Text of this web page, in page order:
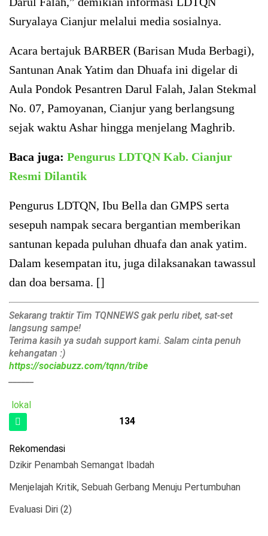
Suryalaya Cianjur melalui media sosialnya.
Acara bertajuk BARBER (Barisan Muda Berbagi),
Santunan Anak Yatim dan Dhuafa ini digelar di
Aula Pondok Pesantren Darul Falah, Jalan Stekmal
No. 07, Pamoyanan, Cianjur yang berlangsung
sejak waktu Ashar hingga menjelang Maghrib.
Baca juga: Pengurus LDTQN Kab. Cianjur
Resmi Dilantik
Pengurus LDTQN, Ibu Bella dan GMPS serta
sesepuh nampak secara bergantian memberikan
santunan kepada puluhan dhuafa dan anak yatim.
Dalam kesempatan itu, juga dilaksanakan tawassul
dan doa bersama. []
Sekarang traktir Tim TQNNEWS gak perlu ribet, sat-set
langsung sampe!
Terima kasih ya sudah support kami. Salam cinta penuh
kehangatan :)
https://sociabuzz.com/tqnn/tribe
lokal
134
Rekomendasi
Dzikir Penambah Semangat Ibadah
Menjelajah Kritik, Sebuah Gerbang Menuju Pertumbuhan
Evaluasi Diri (2)